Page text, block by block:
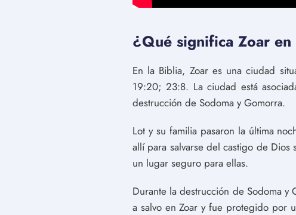
¿Qué significa Zoar
En la Biblia, Zoar es una ciudad
19:20; 23:8. La ciudad está
destrucción de Sodoma y Gomorra.
Lot y su familia pasaron la última
allí para salvarse del castigo de Dios
un lugar seguro para ellas.
Durante la destrucción de Sodoma y
a salvo en Zoar y fue protegido por